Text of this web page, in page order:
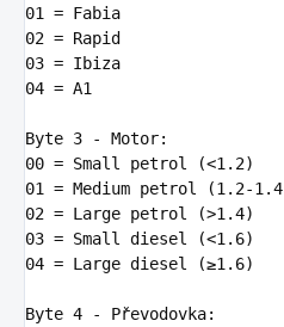
01
02
03
04 = A1
Byte 3
00 = Small petrol (<1. 2
01 = Medium petrol (1. 2-1.4
02 = Large petrol (>1.4
03 = Small diesel (<1. 6
04 = Large diesel (≥1. 6)
Byte 4